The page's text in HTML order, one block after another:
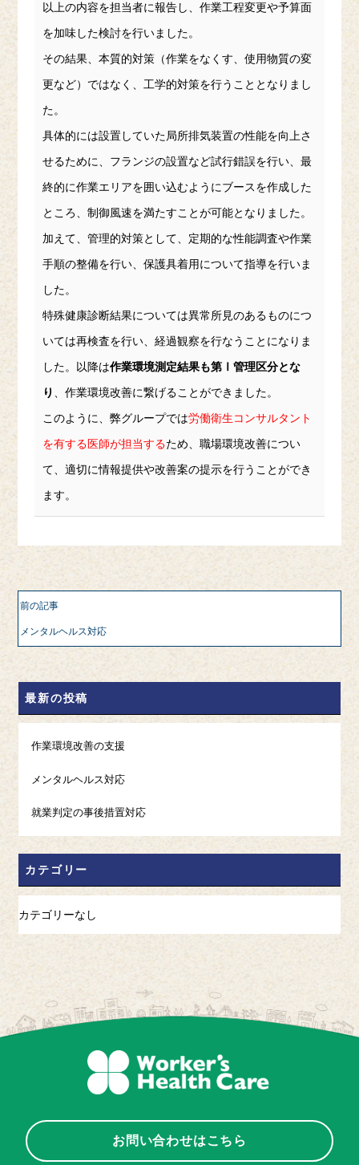
以上の内容を担当者に報告し、作業工程変更や予算面
を加味した検討を行いました。
その結果、本質的対策（作業をなくす、使用物質の変
更など）ではなく、工学的対策を行うこととなりまし
た。
具体的には設置していた局所排気装置の性能を向上さ
せるために、フランジの設置など試行錯誤を行い、最
終的に作業エリアを囲い込むようにブースを作成した
ところ、制御風速を満たすことが可能となりました。
加えて、管理的対策として、定期的な性能調査や作業
手順の整備を行い、保護具着用について指導を行いま
した。
特殊健康診断結果については異常所見のあるものにつ
いては再検査を行い、経過観察を行なうことになりま
した。以降は作業環境測定結果も第Ⅰ管理区分とな
り
、作業環境改善に繋げることができました。
このように、弊グループでは労働衛生コンサルタント
を有する医師が担当するため、職場環境改善につい
て、適切に情報提供や改善案の提示を行うことができ
ます。
前の記事
メンタルヘルス対応
最新の投稿
作業環境改善の支援
メンタルヘルス対応
就業判定の事後措置対応
カテゴリー
カテゴリーなし
お問い合わせはこちら